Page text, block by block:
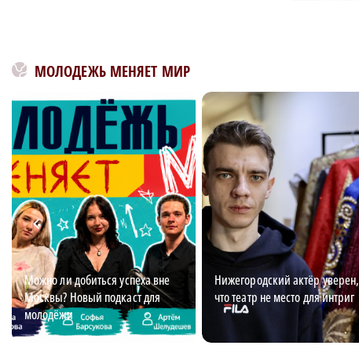
МОЛОДЕЖЬ МЕНЯЕТ МИР
Можно ли добиться успеха вне
Москвы? Новый подкаст для
молодёжи
Нижегородский актёр уверен,
что театр не место для интриг